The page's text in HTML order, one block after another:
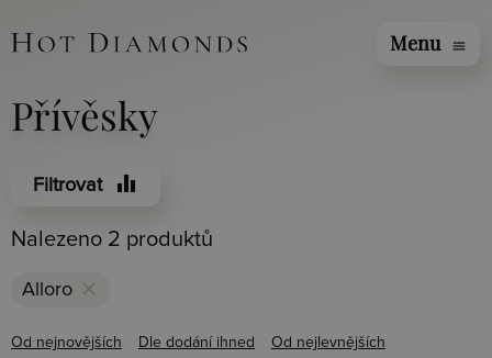
Menu menu
Přívěsky
Filtrovat equalizer
Nalezeno 2 produktů
Alloro clear
Od nejnovějších Dle dodání ihned Od nejlevnějších